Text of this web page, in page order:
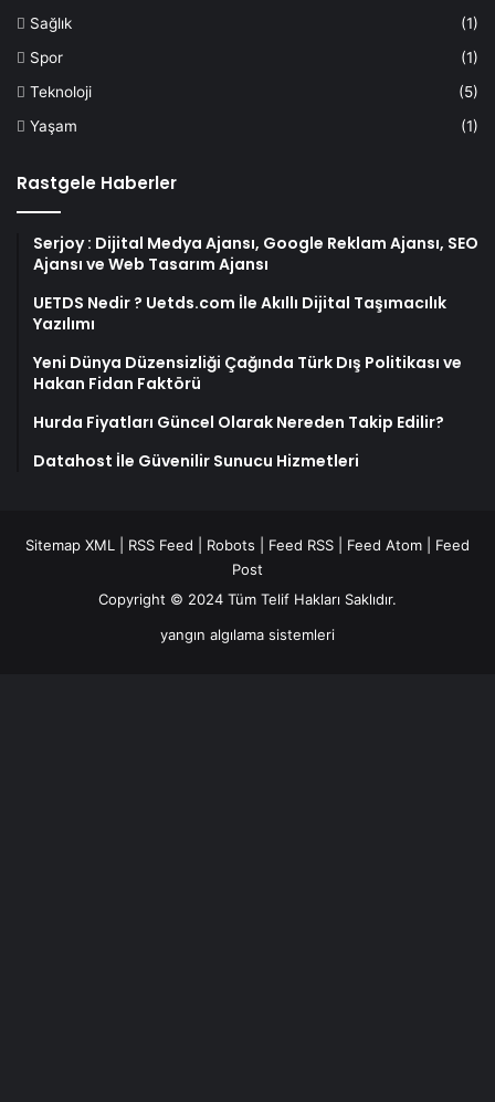
Sağlık
(1)
Spor
(1)
Teknoloji
(5)
Yaşam
(1)
Rastgele Haberler
Serjoy : Dijital Medya Ajansı, Google Reklam Ajansı, SEO
Ajansı ve Web Tasarım Ajansı
UETDS Nedir ? Uetds.com İle Akıllı Dijital Taşımacılık
Yazılımı
Yeni Dünya Düzensizliği Çağında Türk Dış Politikası ve
Hakan Fidan Faktörü
Hurda Fiyatları Güncel Olarak Nereden Takip Edilir?
Datahost İle Güvenilir Sunucu Hizmetleri
Sitemap XML RSS Feed Robots Feed RSS Feed Atom
Feed
Post
Copyright © 2024 Tüm Telif Hakları Saklıdır.
yangın algılama sistemleri